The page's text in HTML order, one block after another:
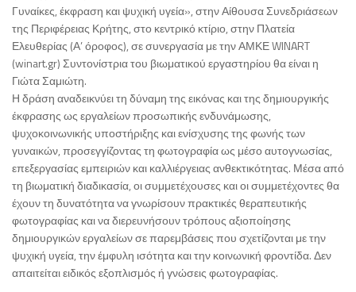
Γυναίκες, έκφραση και ψυχική υγεία», στην Αίθουσα Συνεδριάσεων
της Περιφέρειας Κρήτης, στο κεντρικό κτίριο, στην Πλατεία
Ελευθερίας (Α’ όροφος), σε συνεργασία με την ΑΜΚΕ WINART
(winart.gr) Συντονίστρια του βιωματικού εργαστηρίου θα είναι η
Γιώτα Σαμιώτη.
Η δράση αναδεικνύει τη δύναμη της εικόνας και της δημιουργικής
έκφρασης ως εργαλείων προσωπικής ενδυνάμωσης,
ψυχοκοινωνικής υποστήριξης και ενίσχυσης της φωνής των
γυναικών, προσεγγίζοντας τη φωτογραφία ως μέσο αυτογνωσίας,
επεξεργασίας εμπειριών και καλλιέργειας ανθεκτικότητας. Μέσα από
τη βιωματική διαδικασία, οι συμμετέχουσες και οι συμμετέχοντες θα
έχουν τη δυνατότητα να γνωρίσουν πρακτικές θεραπευτικής
φωτογραφίας και να διερευνήσουν τρόπους αξιοποίησης
δημιουργικών εργαλείων σε παρεμβάσεις που σχετίζονται με την
ψυχική υγεία, την έμφυλη ισότητα και την κοινωνική φροντίδα. Δεν
απαιτείται ειδικός εξοπλισμός ή γνώσεις φωτογραφίας.